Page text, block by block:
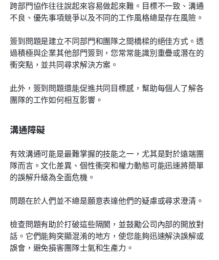
跨部門協作往往說起來容易做起來難。目標不一致、溝通
不良、優先事項競爭以及不同的工作風格總是存在風險。
簽到問題是建立不同部門和團隊之間橋樑的絕佳方式。透
過積極與企業其他部門簽到，您常常能識別重疊或潛在的
衝突點，並共同尋求解決方案。
此外，簽到問題還能促進共同目標感，幫助每個人了解各
團隊的工作如何相互影響。
溝通障礙
有效溝通可能是最難掌握的技能之一，尤其是對於遠端團
隊而言。文化差異、個性衝突和權力動態可能迅速將簡單
的誤解升級為全面危機。
問題在於人們並不總是願意表達他們的疑慮或尋求澄清。
檢查問題有助於打破這些隔閡，並鼓勵公司內部的開放對
話。它們能夠突顯混淆的地方，使您能夠迅速解決誤解或
誤會，避免損害團隊士氣和生產力。